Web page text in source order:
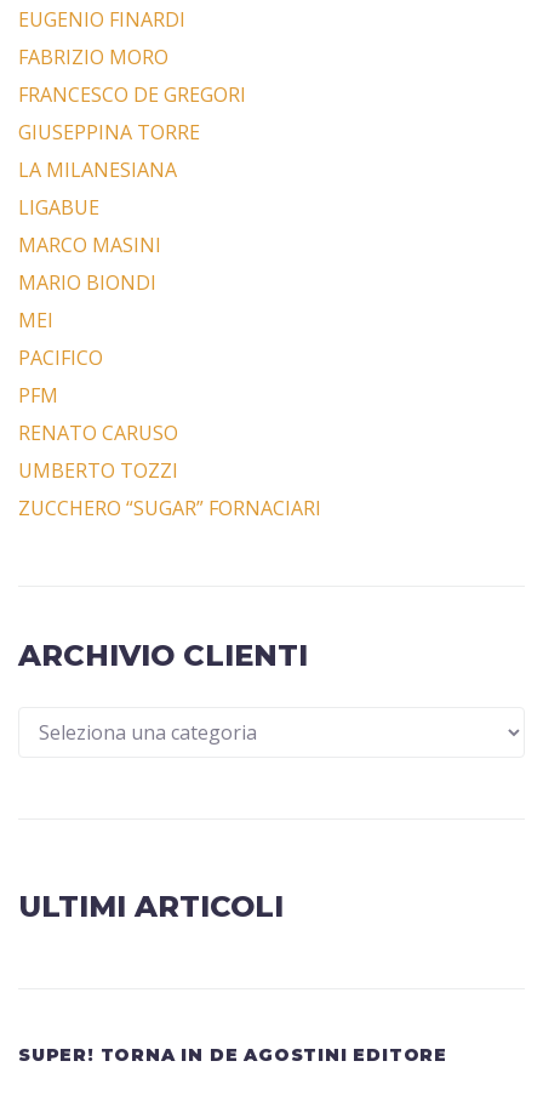
EUGENIO FINARDI
FABRIZIO MORO
FRANCESCO DE GREGORI
GIUSEPPINA TORRE
LA MILANESIANA
LIGABUE
MARCO MASINI
MARIO BIONDI
MEI
PACIFICO
PFM
RENATO CARUSO
UMBERTO TOZZI
ZUCCHERO “SUGAR” FORNACIARI
ARCHIVIO CLIENTI
ULTIMI ARTICOLI
SUPER! TORNA IN DE AGOSTINI EDITORE